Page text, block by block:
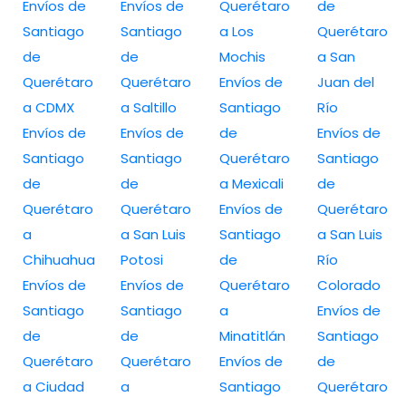
Envíos de
Santiago
de
Querétaro
a CDMX
Envíos de
Santiago
de
Querétaro
a
Chihuahua
Envíos de
Santiago
de
Querétaro
a Ciudad
Envíos de
Santiago
de
Querétaro
a Saltillo
Envíos de
Santiago
de
Querétaro
a San Luis
Potosi
Envíos de
Santiago
de
Querétaro
a
Querétaro
a Los
Mochis
Envíos de
Santiago
de
Querétaro
a Mexicali
Envíos de
Santiago
de
Querétaro
a
Minatitlán
Envíos de
Santiago
de
Querétaro
a San
Juan del
Río
Envíos de
Santiago
de
Querétaro
a San Luis
Río
Colorado
Envíos de
Santiago
de
Querétaro